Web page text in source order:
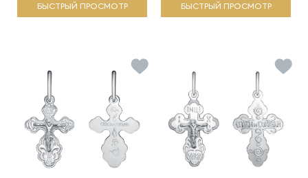
БЫСТРЫЙ ПРОСМОТР БЫСТРЫЙ ПРОСМОТР